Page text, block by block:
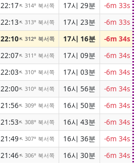
22:17↑314° 북서쪽 17시 29분 -6m 33s
22:13↑313° 북서쪽 17시 23분 -6m 33s
22:10↑312° 북서쪽 17시 16분 -6m 34s
22:07↑311° 북서쪽 17시 09분 -6m 34s
22:03↑310° 북서쪽 17시 03분 -6m 34s
22:00↑310° 북서쪽 16시 56분 -6m 34s
21:56↑309° 북서쪽 16시 50분 -6m 34s
21:53↑308° 북서쪽 16시 43분 -6m 34s
21:49↑307° 북서쪽 16시 36분 -6m 34s
21:46↑306° 북서쪽 16시 30분 -6m 34s